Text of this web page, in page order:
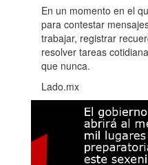
En un momento en el
para contestar
trabajar, registrar
resolver tareas
que nunca.
Lado.mx